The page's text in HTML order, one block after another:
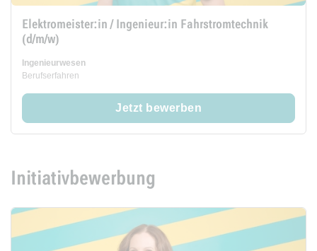
Elektromeister:in / Ingenieur:in Fahrstromtechnik
(d/m/w)
Ingenieurwesen
Berufserfahren
Jetzt bewerben
Initiativbewerbung